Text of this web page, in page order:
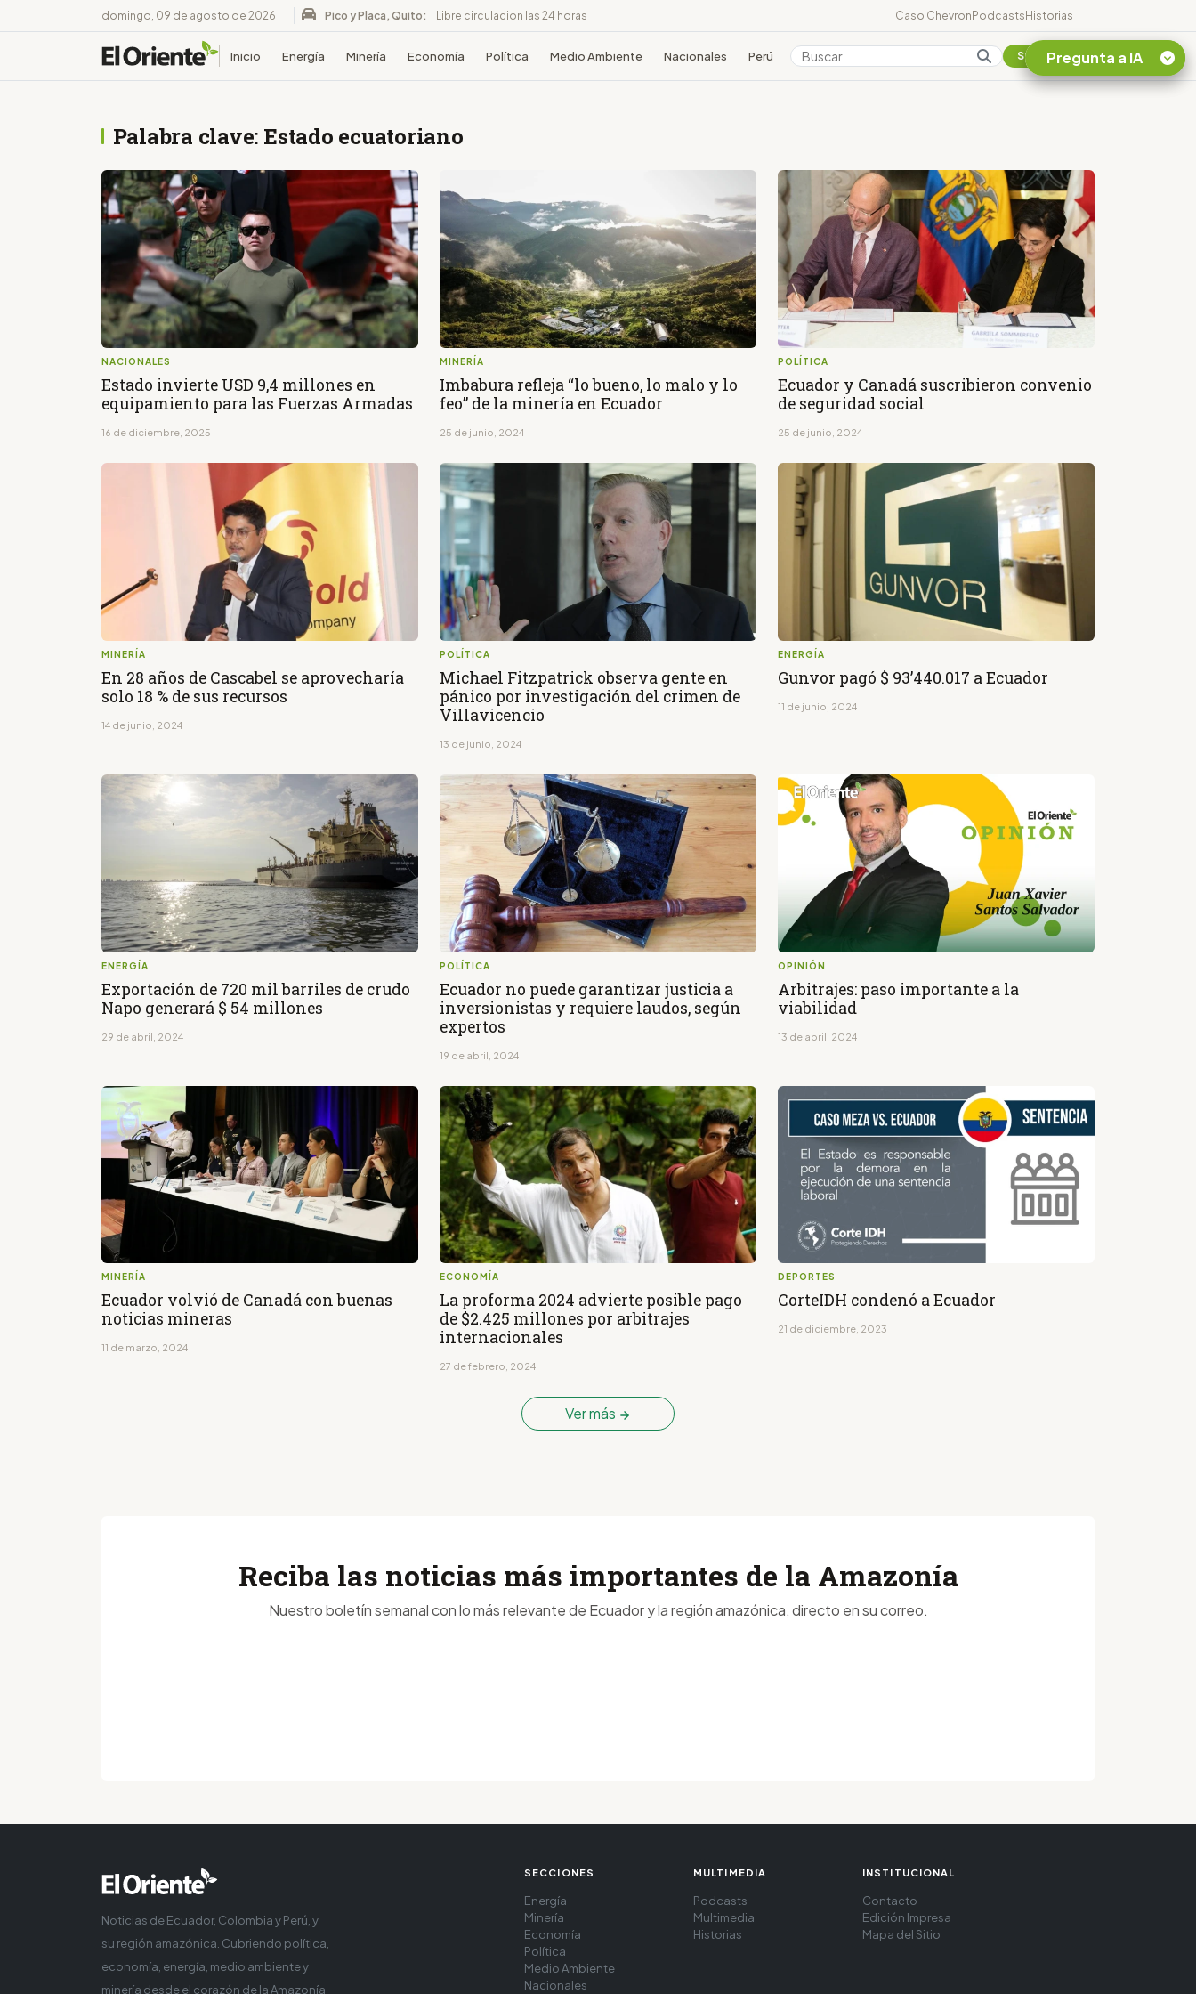
domingo, 09 de agosto de 2026 Pico y Placa, Quito: Libre circulacion las 24 horas Caso ChevronPodcastsHistorias
Inicio Energía Minería Economía Política Medio Ambiente Nacionales Perú Colombia Suscribirse
Palabra clave: Estado ecuatoriano
NACIONALES
Estado invierte USD 9,4 millones en
equipamiento para las Fuerzas Armadas
16 de diciembre, 2025
MINERÍA
Imbabura refleja “lo bueno, lo malo y lo
feo” de la minería en Ecuador
25 de junio, 2024
POLÍTICA
Ecuador y Canadá suscribieron convenio
de seguridad social
25 de junio, 2024
MINERÍA
En 28 años de Cascabel se aprovecharía
solo 18 % de sus recursos
14 de junio, 2024
POLÍTICA
Michael Fitzpatrick observa gente en
pánico por investigación del crimen de
Villavicencio
13 de junio, 2024
ENERGÍA
Gunvor pagó $ 93’440.017 a Ecuador
11 de junio, 2024
ENERGÍA
Exportación de 720 mil barriles de crudo
Napo generará $ 54 millones
29 de abril, 2024
POLÍTICA
Ecuador no puede garantizar justicia a
inversionistas y requiere laudos, según
expertos
19 de abril, 2024
OPINIÓN
Arbitrajes: paso importante a la
viabilidad
13 de abril, 2024
MINERÍA
Ecuador volvió de Canadá con buenas
noticias mineras
11 de marzo, 2024
ECONOMÍA
La proforma 2024 advierte posible pago
de $2.425 millones por arbitrajes
internacionales
27 de febrero, 2024
DEPORTES
CorteIDH condenó a Ecuador
21 de diciembre, 2023
Ver más
Pregunta a IA
Listar destinos
turísticos de la
Amazonia Ecuatoriana
¿En que consiste la
tasa minera que rige en
Ecuador?
Reciba las noticias más importantes de la Amazonía
Nuestro boletín semanal con lo más relevante de Ecuador y la región amazónica, directo en su correo.
Noticias de Ecuador, Colombia y Perú, y
su región amazónica. Cubriendo política,
economía, energía, medio ambiente y
minería desde el corazón de la Amazonía
SECCIONES
Energía
Minería
Economía
Política
Medio Ambiente
Nacionales
MULTIMEDIA
Podcasts
Multimedia
Historias
INSTITUCIONAL
Contacto
Edición Impresa
Mapa del Sitio